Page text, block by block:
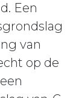
Een
van
op de